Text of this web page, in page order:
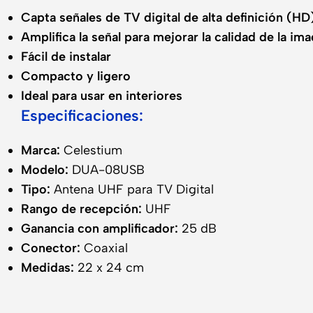
Capta señales de TV digital de alta definición
Amplifica la señal para mejorar la calidad de la
Fácil de instalar
Compacto y ligero
Ideal para usar en interiores
Especificaciones:
Marca: Celestium
Modelo: DUA-08USB
Tipo: Antena UHF para TV Digital
Rango de recepción: UHF
Ganancia con amplificador: 25 dB
Conector: Coaxial
Medidas: 22 x 24 cm